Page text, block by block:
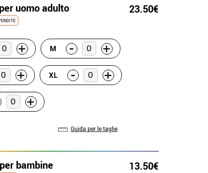
uomo adulto 23.50€
+ M - +
+ XL - +
+
Guida per le taglie
bambine 13.50€